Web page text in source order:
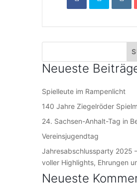
Neueste
Spielleute im Rampenlicht
140 Jahre Ziegelröder
24. Sachsen-Anhalt-Tag in
Vereinsjugendtag
Jahresabschlussparty 2025
voller Highlights, Ehrungen
Neueste